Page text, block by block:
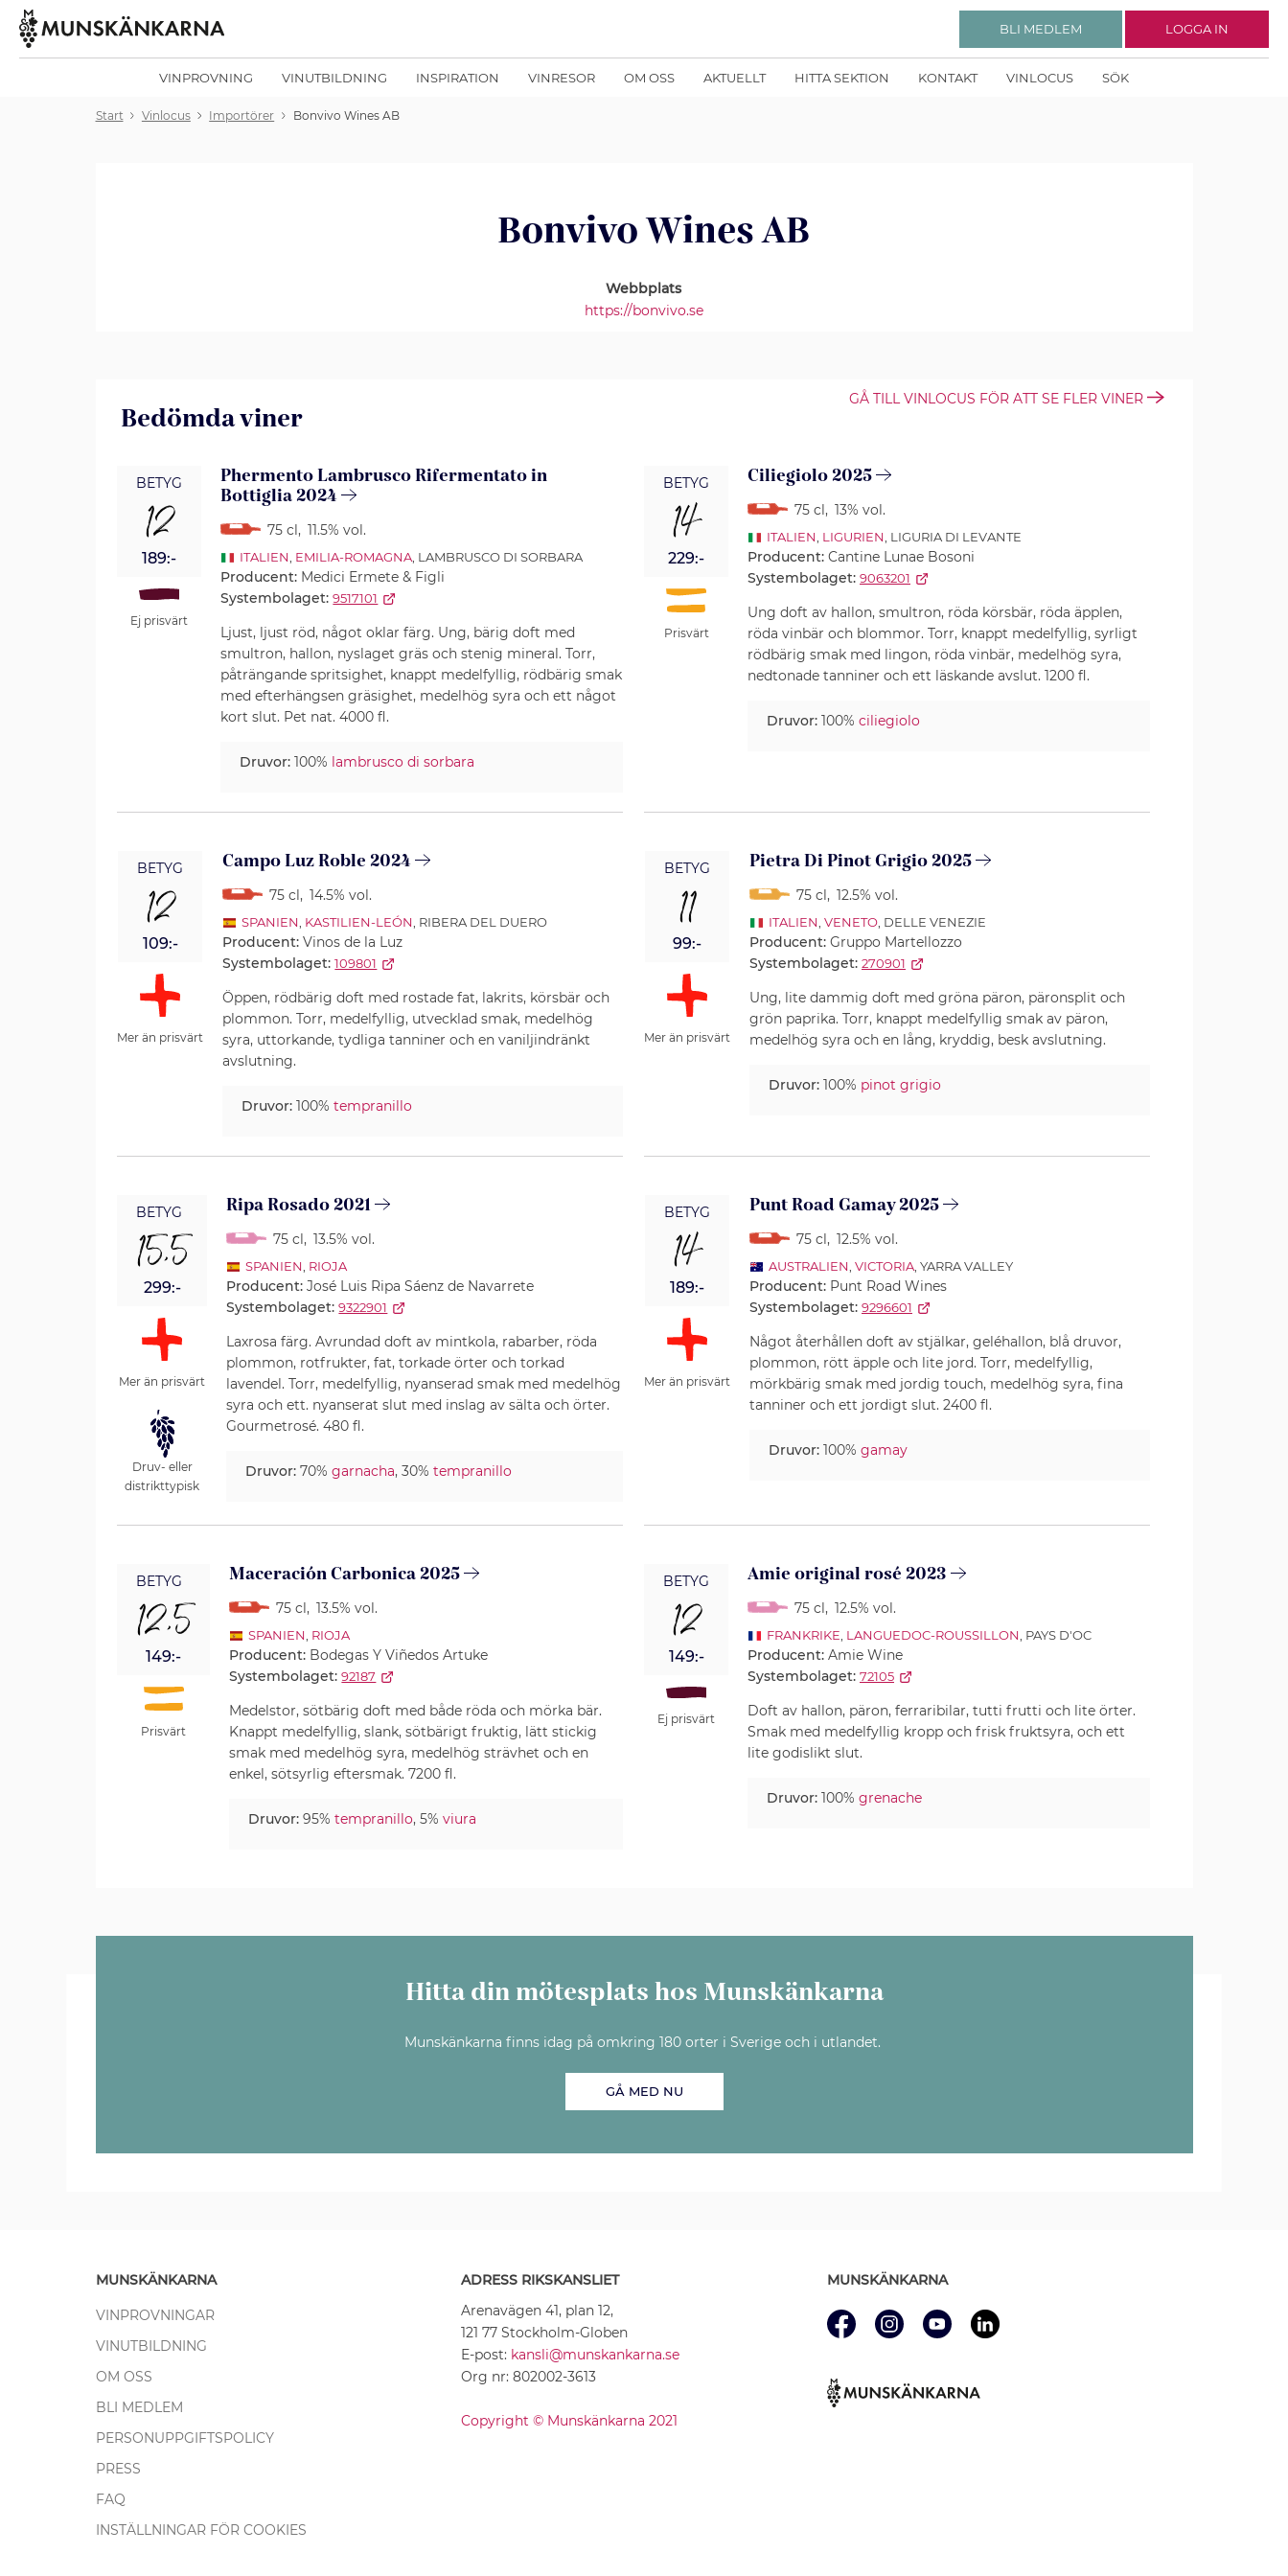
VINPROVNING VINUTBILDNING INSPIRATION VINRESOR OM OSS AKTUELLT HITTA SEKTION KONTAKT VINLOCUS SÖK
BLI MEDLEM LOGGA IN
Start Vinlocus Importörer Bonvivo Wines AB
Bonvivo Wines AB
Webbplats
https://bonvivo.se
Bedömda viner
GÅ TILL VINLOCUS FÖR ATT SE FLER VINER
BETYG
12
189:-
Ej prisvärt
Phermento Lambrusco Rifermentato in
Bottiglia 2024
75 cl, 11.5% vol.
ITALIEN EMILIA-ROMAGNA , LAMBRUSCO DI SORBARA
Producent: Medici Ermete & Figli
Systembolaget: 9517101
Ljust, ljust röd, något oklar färg. Ung, bärig doft med
smultron, hallon, nyslaget gräs och stenig mineral. Torr,
påträngande spritsighet, knappt medelfyllig, rödbärig smak
med efterhängsen gräsighet, medelhög syra och ett något
kort slut. Pet nat. 4000 fl.
Druvor: 100% lambrusco di sorbara
BETYG
14
229:-
Prisvärt
Ciliegiolo 2025
75 cl, 13% vol.
ITALIEN LIGURIEN , LIGURIA DI LEVANTE
Producent: Cantine Lunae Bosoni
Systembolaget: 9063201
Ung doft av hallon, smultron, röda körsbär, röda äpplen,
röda vinbär och blommor. Torr, knappt medelfyllig, syrligt
rödbärig smak med lingon, röda vinbär, medelhög syra,
nedtonade tanniner och ett läskande avslut. 1200 fl.
Druvor: 100% ciliegiolo
BETYG
12
109:-
Mer än prisvärt
Campo Luz Roble 2024
75 cl, 14.5% vol.
SPANIEN KASTILIEN-LEÓN , RIBERA DEL DUERO
Producent:Vinos de la Luz
Systembolaget: 109801
Öppen, rödbärig doft med rostade fat, lakrits, körsbär och
plommon. Torr, medelfyllig, utvecklad smak, medelhög
syra, uttorkande, tydliga tanniner och en vaniljindränkt
avslutning.
Druvor: 100%tempranillo
BETYG
11
99:-
Mer än prisvärt
Pietra Di Pinot Grigio 2025
75 cl, 12.5% vol.
ITALIEN VENETO, DELLE VENEZIE
Producent: Gruppo Martellozzo
Systembolaget: 270901
Ung, lite dammig doft med gröna päron, päronsplit och
grön paprika. Torr, knappt medelfyllig smak av päron,
medelhög syra och en lång, kryddig, besk avslutning.
Druvor: 100% pinot grigio
BETYG
15,5
299:-
Mer än prisvärt
Druv- eller
distrikttypisk
Ripa Rosado 2021
75 cl, 13.5% vol.
SPANIEN RIOJA
Producent:José Luis Ripa Sáenz de Navarrete
Systembolaget: 9322901
Laxrosa färg. Avrundad doft av mintkola, rabarber, röda
plommon, rotfrukter, fat, torkade örter och torkad
lavendel. Torr, medelfyllig, nyanserad smak med medelhög
syra och ett. nyanserat slut med inslag av sälta och örter.
Gourmetrosé. 480 fl.
Druvor: 70%garnacha, 30%tempranillo
BETYG
14
189:-
Mer än prisvärt
Punt Road Gamay 2025
75 cl, 12.5% vol.
AUSTRALIEN VICTORIA, YARRA VALLEY
Producent: Punt Road Wines
Systembolaget: 9296601
Något återhållen doft av stjälkar, geléhallon, blå druvor,
plommon, rött äpple och lite jord. Torr, medelfyllig,
mörkbärig smak med jordig touch, medelhög syra, fina
tanniner och ett jordigt slut. 2400 fl.
Druvor: 100% gamay
BETYG
12,5
149:-
Prisvärt
Maceración Carbonica 2025
75 cl, 13.5% vol.
SPANIEN RIOJA
Producent: Bodegas Y Viñedos Artuke
Systembolaget: 92187
Medelstor, sötbärig doft med både röda och mörka bär.
Knappt medelfyllig, slank, sötbärigt fruktig, lätt stickig
smak med medelhög syra, medelhög strävhet och en
enkel, sötsyrlig eftersmak. 7200 fl.
Druvor: 95%tempranillo, 5%viura
BETYG
12
149:-
Ej prisvärt
Amie original rosé 2023
75 cl, 12.5% vol.
FRANKRIKE LANGUEDOC-ROUSSILLON , PAYS D'OC
Producent: Amie Wine
Systembolaget: 72105
Doft av hallon, päron, ferraribilar, tutti frutti och lite örter.
Smak med medelfyllig kropp och frisk fruktsyra, och ett
lite godislikt slut.
Druvor: 100% grenache
Hitta din mötesplats hos Munskänkarna
Munskänkarna finns idag på omkring 180 orter i Sverige och i utlandet.
GÅ MED NU
MUNSKÄNKARNA
VINPROVNINGAR
VINUTBILDNING
OM OSS
BLI MEDLEM
PERSONUPPGIFTSPOLICY
PRESS
FAQ
INSTÄLLNINGAR FÖR COOKIES
ADRESS RIKSKANSLIET
Arenavägen 41, plan 12,
121 77 Stockholm-Globen
E-post: kansli@munskankarna.se
Org nr: 802002-3613
Copyright © Munskänkarna 2021
MUNSKÄNKARNA